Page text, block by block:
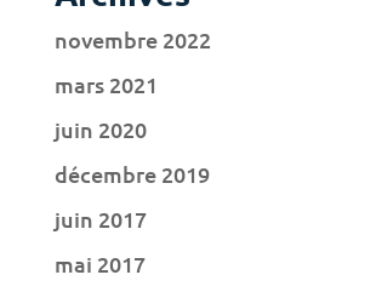
novembre 2022
mars 2021
juin 2020
décembre 2019
juin 2017
mai 2017